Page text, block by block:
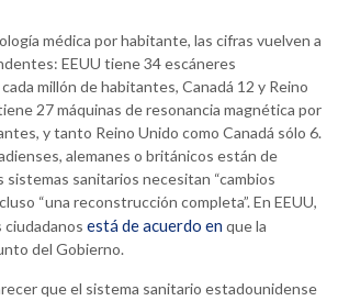
médica por habitante, las cifras vuelven a
EEUU tiene 34 escáneres
millón de habitantes, Canadá 12 y Reino
27 máquinas de resonancia magnética por
y tanto Reino Unido como Canadá sólo 6.
alemanes o británicos están de
sistemas sanitarios necesitan “cambios
“una reconstrucción completa”. En EEUU,
ciudadanos está de acuerdo en que la
del Gobierno.
que el sistema sanitario estadounidense